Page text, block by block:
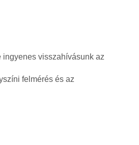
visszahívásunk az
felmérés és az